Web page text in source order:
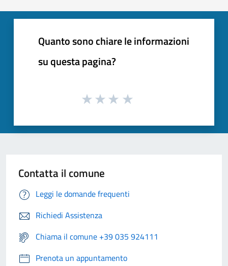
Quanto sono chiare le informazioni
su questa pagina?
Contatta il comune
Leggi le domande frequenti
Richiedi Assistenza
Chiama il comune +39 035 924111
Prenota un appuntamento